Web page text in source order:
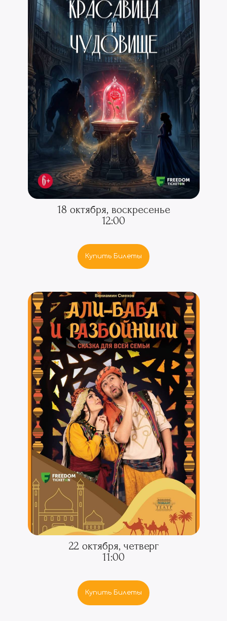
18 октября, воскресенье
12:00
Купить Билеты
22 октября, четверг
11:00
Купить Билеты